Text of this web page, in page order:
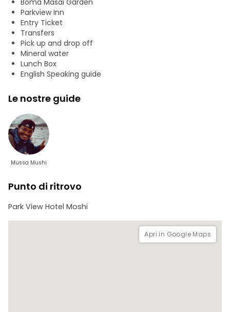
Verrete prelevati dal vostro hotel alle 09:00 e trasferiti al
villaggio Maasai di Olpopongi, a circa un'ora e mezza di
auto dalla città di Moshi. Durante la visita al villaggio, vi sarà
offerta una visita del villaggio e del museo per
comprendere meglio la cultura e la tradizione Maasai.
Farete anche un breve safari a piedi e conoscerete le
tecniche di caccia Maasai e le loro medicine naturali. Nel
la visita al villaggio, sarete trasferiti in hotel a Moshi.
Boma Masai Garden
Parkview Inn
Entry Ticket
Transfers
Pick up and drop off
Mineral water
Lunch Box
English Speaking guide
Le nostre guide
Mussa Mushi
Punto di ritrovo
Park View Hotel Moshi
Apri in Google Maps